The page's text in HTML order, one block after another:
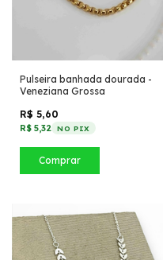
Pulseira banhada dourada -
Veneziana Grossa
R$ 5,60
R$ 5,32 NO PIX
Comprar